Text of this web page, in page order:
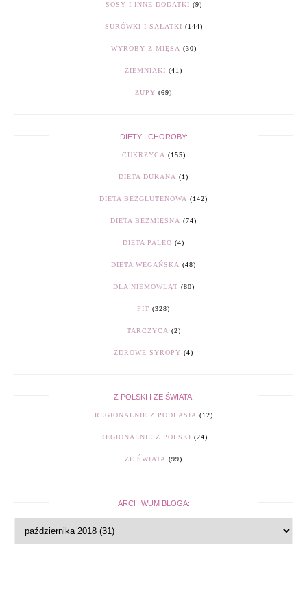
SOSY I INNE DODATKI (9)
SURÓWKI I SAŁATKI (144)
WYROBY Z MIĘSA (30)
ZIEMNIAKI (41)
ZUPY (69)
DIETY I CHOROBY:
CUKRZYCA (155)
DIETA DUKANA (1)
DIETA BEZGLUTENOWA (142)
DIETA BEZMIĘSNA (74)
DIETA PALEO (4)
DIETA WEGAŃSKA (48)
DLA NIEMOWLĄT (80)
FIT (328)
TARCZYCA (2)
ZDROWE SYROPY (4)
Z POLSKI I ZE ŚWIATA:
REGIONALNIE Z PODLASIA (12)
REGIONALNIE Z POLSKI (24)
ZE ŚWIATA (99)
ARCHIWUM BLOGA: